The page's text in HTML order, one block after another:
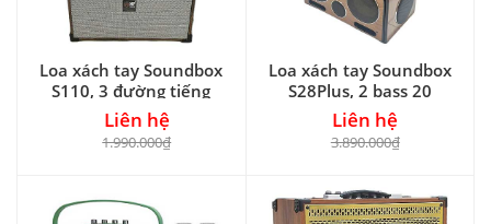
Loa xách tay Soundbox
S110, 3 đường tiếng
Liên hệ
1.990.000₫
Loa xách tay Soundbox
S28Plus, 2 bass 20
Liên hệ
3.890.000₫